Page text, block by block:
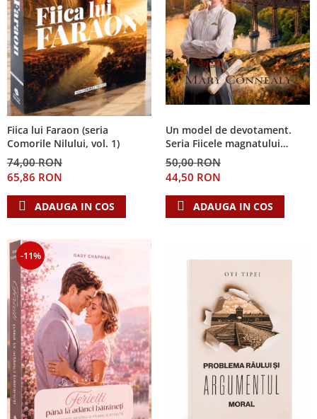
Fiica lui Faraon (seria
Comorile Nilului, vol. 1)
74,00 RON
65,86 RON
ADAUGA IN COS
Un model de devotament.
Seria Fiicele magnatului
forestier 3
50,00 RON
44,50 RON
ADAUGA IN COS
-11%